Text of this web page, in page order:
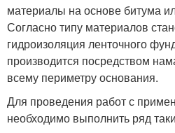
материалы на основе битума
Согласно типу материалов
гидроизоляция ленточного
производится посредством
всему периметру основания.
Для проведения работ с
необходимо выполнить ряд